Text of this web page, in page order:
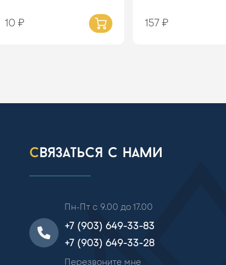
10 ₽ 157 ₽
связаться с нами
Пн-Пт с 9.00 до 17.00
+7 (903) 649-33-83
+7 (903) 649-33-28
Перезвоните мне